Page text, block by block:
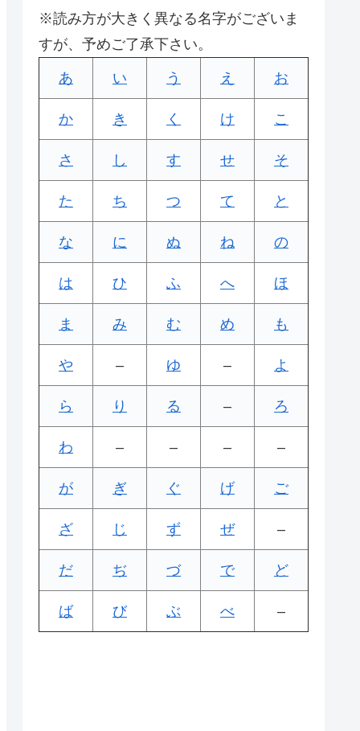
※読み方が大きく異なる名字がございま
すが、予めご了承下さい。
あ い う え お
か き く け こ
さ し す せ そ
た ち つ て と
な に ぬ ね の
は ひ ふ へ ほ
ま み む め も
や – ゆ – よ
ら り る – ろ
わ – – – –
が ぎ ぐ げ ご
ざ じ ず ぜ –
だ ぢ づ で ど
ば び ぶ べ –